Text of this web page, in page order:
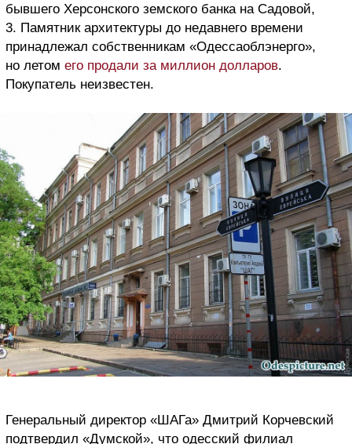
бывшего Херсонского земского банка на Садовой,
3. Памятник архитектуры до недавнего времени
принадлежал собственникам «Одессаоблэнерго»,
но летом его продали за миллион долларов.
Покупатель неизвестен.
Генеральный директор «ШАГа» Дмитрий Корчевский
подтвердил «Думской», что одесский филиал